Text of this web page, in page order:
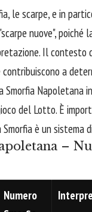
le scarpe, e in
nuove",
Il contesto
a
Smorfia
del Lotto. È
è un sistema
–
Numero